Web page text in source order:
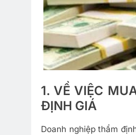
1. VỀ VIỆC
ĐỊNH GIÁ
Doanh nghiệp thẩm